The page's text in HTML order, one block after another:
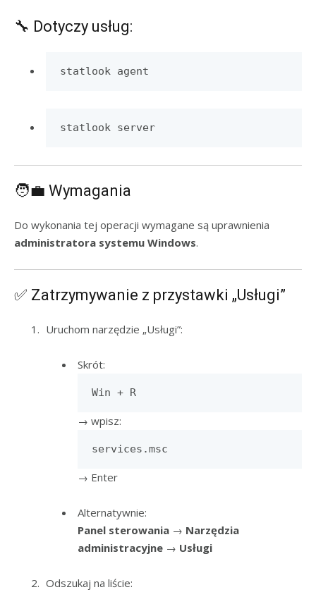
🔧 Dotyczy usług:
statlook agent
statlook server
🧑‍💼 Wymagania
Do wykonania tej operacji wymagane są uprawnienia
administratora systemu Windows.
✅ Zatrzymywanie z przystawki „Usługi”
Uruchom narzędzie „Usługi”:
Skrót:
Win + R
→ wpisz:
services.msc
→ Enter
Alternatywnie:
Panel sterowania → Narzędzia
administracyjne → Usługi
Odszukaj na liście: